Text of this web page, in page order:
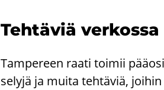
Teh­tä­viä ver­kos­sa
Tam­pe­reen raati toi­mii
se­ly­jä ja muita teh­tä­viä,